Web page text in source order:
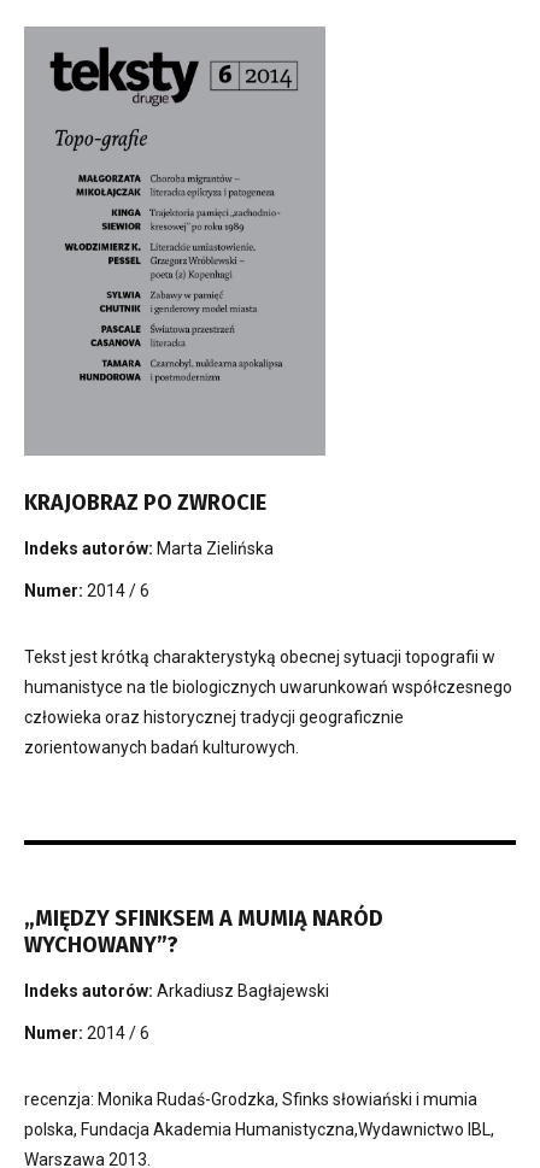
KRAJOBRAZ PO ZWROCIE
Indeks autorów: Marta Zielińska
Numer: 2014 / 6
Tekst jest krótką charakterystyką obecnej sytuacji topografii w
humanistyce na tle biologicznych uwarunkowań współczesnego
człowieka oraz historycznej tradycji geograficznie
zorientowanych badań kulturowych.
„MIĘDZY SFINKSEM A MUMIĄ NARÓD
WYCHOWANY”?
Indeks autorów: Arkadiusz Bagłajewski
Numer: 2014 / 6
recenzja: Monika Rudaś-Grodzka, Sfinks słowiański i mumia
polska, Fundacja Akademia Humanistyczna,Wydawnictwo IBL,
Warszawa 2013.